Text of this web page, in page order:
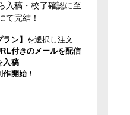
入稿・校了確認に至
て完結！
ン】 を選択し注文
付きのメールを配信
入稿
作開始！